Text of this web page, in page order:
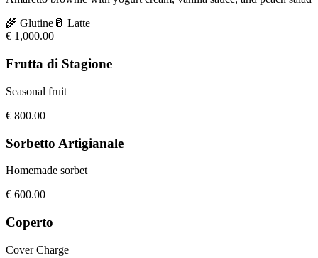
🌾 Glutine 🥛 Latte
€ 1,000.00
Frutta di Stagione
Seasonal fruit
€ 800.00
Sorbetto Artigianale
Homemade sorbet
€ 600.00
Coperto
Cover Charge